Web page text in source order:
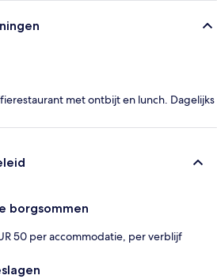
met ontbijt en lunch. Dagelijks
borgsommen
50 per accommodatie, per verblijf